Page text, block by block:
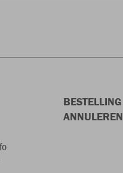
BESTELLING
ANNULEREN